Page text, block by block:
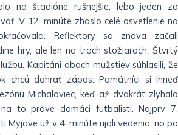
na štadióne rušnejšie, lebo jeden zo
V 12. minúte zhaslo celé osvetlenie na
Reflektory sa znova začali
hry, ale len na troch stožiaroch. Štvrtý
Kapitáni oboch mužstiev súhlasili, že
chcú dohrať zápas. Pamätníci si ihneď
Michaloviec, keď až dvakrát zlyhalo
to práve domáci futbalisti. Najprv 7.
Myjave už v 4. minúte ujali vedenia, no po